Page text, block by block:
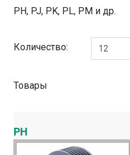
PH, PJ, PK, PL, PM и др.
Количество:
Товары
PH